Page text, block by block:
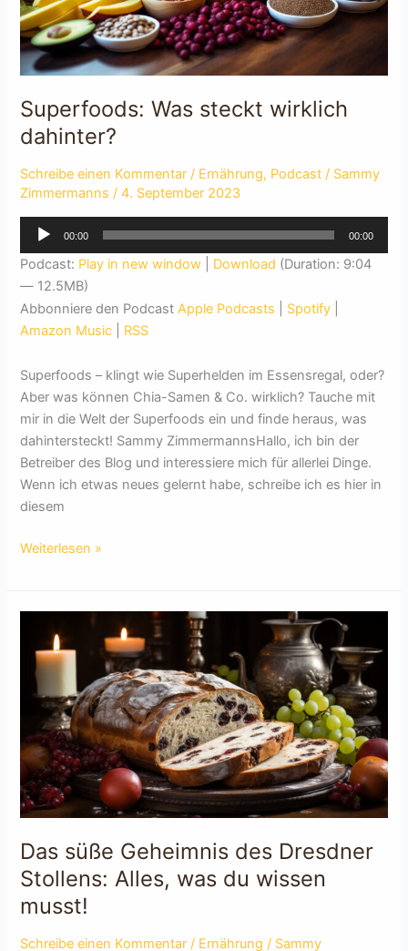
Superfoods: Was steckt wirklich
dahinter?
Schreibe einen Kommentar / Ernährung, Podcast / Sammy
Zimmermanns/4. September 2023
Audio-
00:00 00:00
Podcast: Play in new window Download (Duration: 9:04
— 12.5MB)
Abbonniere den PodcastApple Podcasts Spotify
Amazon Music
RSS
Superfoods – klingt wie Superhelden im Essensregal, oder?
Aber was können Chia-Samen & Co. wirklich? Tauche mit
mir in die Welt der Superfoods ein und finde heraus, was
dahintersteckt! Sammy ZimmermannsHallo, ich bin der
Betreiber des Blog und interessiere mich für allerlei Dinge.
Wenn ich etwas neues gelernt habe, schreibe ich es hier in
diesem
Superfoods:
steckt
wirklich
dahinter?
Weiterlesen »
Das süße Geheimnis des Dresdner
Stollens: Alles, was du wissen
musst!
Schreibe einen Kommentar / Ernährung / Sammy